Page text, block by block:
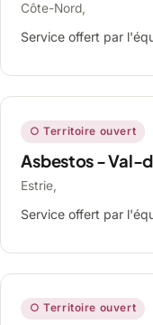
Côte-Nord,
Service offert par
○ Territoire ouvert
Asbestos - Val-
Estrie,
Service offert par
○ Territoire ouvert